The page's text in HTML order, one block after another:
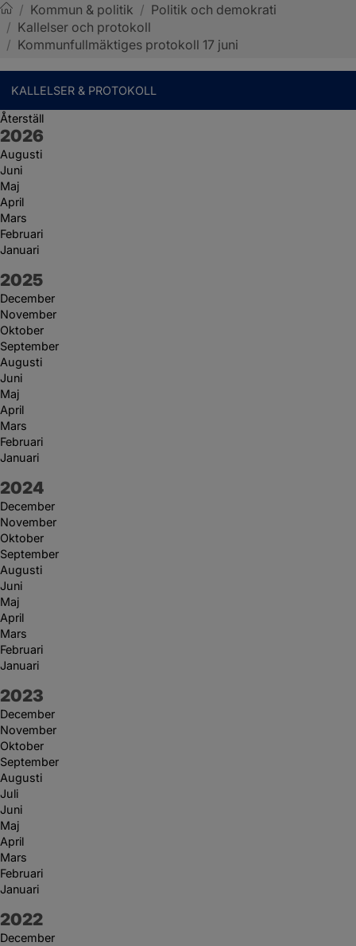
Sotenäs kommun
/ Kommun & politik / Politik och demokrati
/ Kallelser och protokoll
/ Kommunfullmäktiges protokoll 17 juni
KALLELSER & PROTOKOLL
Återställ
År:
2026
Augusti
Juni
Maj
April
Mars
Februari
Januari
År:
2025
December
November
Oktober
September
Augusti
Juni
Maj
April
Mars
Februari
Januari
År:
2024
December
November
Oktober
September
Augusti
Juni
Maj
April
Mars
Februari
Januari
År:
2023
December
November
Oktober
September
Augusti
Juli
Juni
Maj
April
Mars
Februari
Januari
År:
2022
December